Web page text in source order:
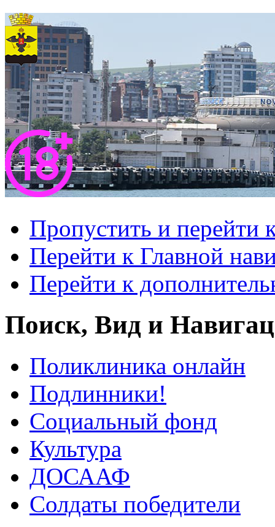
Пропустить и перейти
Перейти к Главной
Перейти к
Поиск, Вид и
Поликлиника онлайн
Подлинники!
Социальный фонд
Культура
ДОСААФ
Солдаты победители